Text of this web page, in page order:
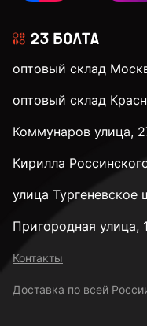
оптовый склад
оптовый склад
Коммунаров улица,
Кирилла
улица Тургеневское
Пригородная улица,
Контакты
Доставка по всей